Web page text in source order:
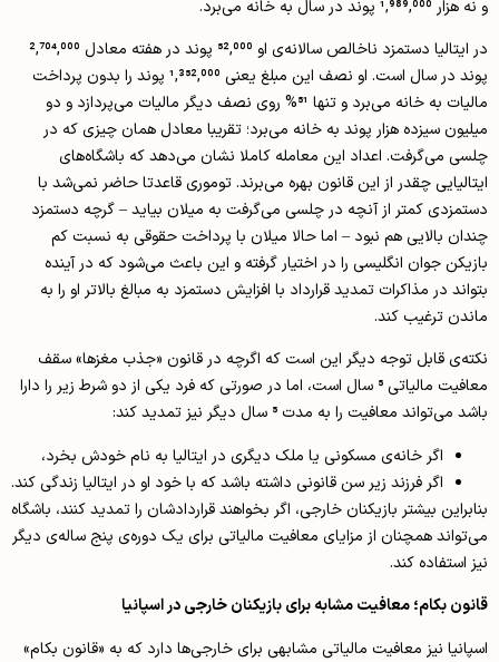
و نه هزار 1,989,000 پوند در سال به خانه می‌برد.
در ایتالیا دستمزد ناخالص سالانه‌ی او 52,000 پوند در هفته معادل 2,704,000
پوند در سال است. او نصف این مبلغ یعنی 1,352,000 پوند را بدون پرداخت
مالیات به خانه می‌برد و تنها 51% روی نصف دیگر مالیات می‌پردازد و دو
میلیون سیزده هزار پوند به خانه می‌برد؛ تقریبا معادل همان چیزی که در
چلسی می‌گرفت. اعداد این معامله کاملا نشان می‌دهد که باشگاه‌های
ایتالیایی چقدر از این قانون بهره می‌برند. توموری قاعدتا حاضر نمی‌شد با
دستمزدی کمتر از آنچه در چلسی می‌گرفت به میلان بیاید – گرچه دستمزد
چندان بالایی هم نبود – اما حالا میلان با پرداخت حقوقی به نسبت کم
بازیکن جوان انگلیسی را در اختیار گرفته و این باعث می‌شود که در آینده
بتواند در مذاکرات تمدید قرارداد با افزایش دستمزد به مبالغ بالاتر او را به
ماندن ترغیب کند.
نکته‌ی قابل توجه دیگر این است که اگرچه در قانون «جذب مغزها» سقف
معافیت مالیاتی 5 سال است، اما در صورتی که فرد یکی از دو شرط زیر را دارا
باشد می‌تواند معافیت را به مدت 5 سال دیگر نیز تمدید کند:
اگر خانه‌ی مسکونی یا ملک دیگری در ایتالیا به نام خودش بخرد،
اگر فرزند زیر سن قانونی داشته باشد که با خود او در ایتالیا زندگی کند.
بنابراین بیشتر بازیکنان خارجی، اگر بخواهند قراردادشان را تمدید کنند، باشگاه
می‌تواند همچنان از مزایای معافیت مالیاتی برای یک دوره‌ی پنج ساله‌ی دیگر
نیز استفاده کند.
قانون بکام؛ معافیت مشابه برای بازیکنان خارجی در اسپانیا
اسپانیا نیز معافیت مالیاتی مشابهی برای خارجی‌ها دارد که به «قانون بکام»